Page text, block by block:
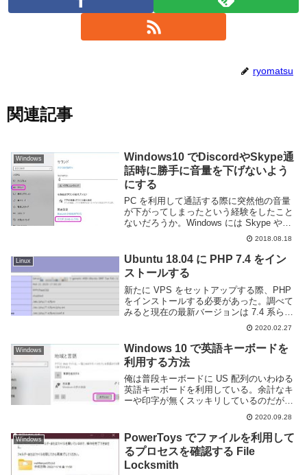
ryomatsu
関連記事
Windows
Windows10 でDiscordやSkype通
話時に勝手に音量を下げないよう
にする
PC を利用して通話する際に突然他の音量
が下がってしまったという経験をしたこと
ないだろうか。Windows には Skype や
Discord 等のボイスチャットを行う際に、
通話以外の音量を自動的に下げる大変お節
介な機能が搭載されている。...
2018.08.18
Linux
Ubuntu 18.04 に PHP 7.4 をイン
ストールする
新たに VPS をセットアップする際、PHP
をインストールする必要があった。調べて
みると現在の最新バージョンは 7.4 系らし
い。ところが Ubuntu の標準でインストー
ルされる PHP は 7.2 で少し古い。なので
apt に少し設...
2020.02.27
Windows
Windows 10 で英語キーボードを
利用する方法
俺は普段キーボードに US 配列のいわゆる
英語キーボードを利用している。余計なキ
ーや印字が無くスッキリしているのだが
Windows では昔から英語キーボードを自
動的に認識しないという問題がある。何故
か英語キーボードを挿しても日本語キーボ
ー...
2020.09.28
Windows
PowerToys でファイルを利用して
るプロセスを確認する File
Locksmith